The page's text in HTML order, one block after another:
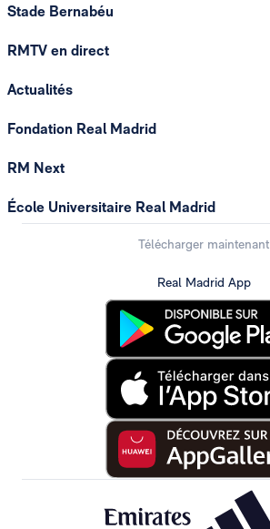
Stade Bernabéu
RMTV en direct
Actualités
Fondation Real Madrid
RM Next
École Universitaire Real Madrid
Télécharger maintenant
Real Madrid App